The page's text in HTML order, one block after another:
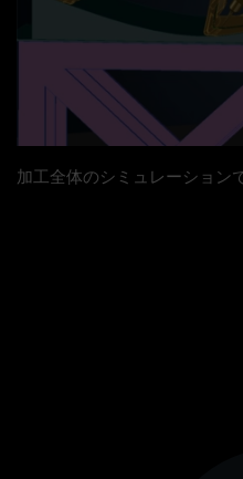
加工全体のシミュレーション